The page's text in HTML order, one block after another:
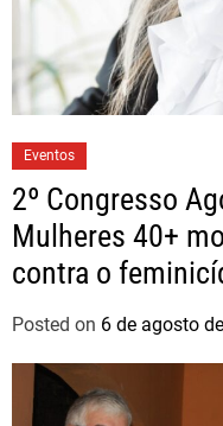
Eventos
2º Congresso
Mulheres 40+
contra o
Posted on 6 de agosto